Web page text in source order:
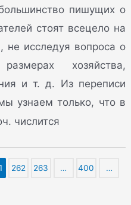
пишущих о
стоят всецело на
не исследуя вопроса о
хозяйства,
и т. д. Из переписи
узнаем только, что в
числится
262 263 … 400 …